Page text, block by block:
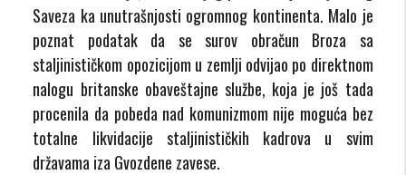
Saveza ka unutrašnjosti ogromnog kontinenta. Malo je
poznat podatak da se surov obračun Broza sa
staljinističkom opozicijom u zemlji odvijao po direktnom
nalogu britanske obaveštajne službe, koja je još tada
procenila da pobeda nad komunizmom nije moguća bez
totalne likvidacije staljinističkih kadrova u svim
državama iza Gvozdene zavese.